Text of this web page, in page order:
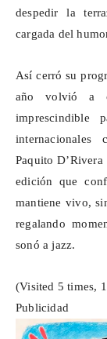
despedir la
cargada del
Así cerró su
año volvió a
imprescindible
internacionales
PaquitoD’Rivera
edición que
mantiene vivo,
regalando
sonó a jazz.
(Visited 5 times,
Publicidad